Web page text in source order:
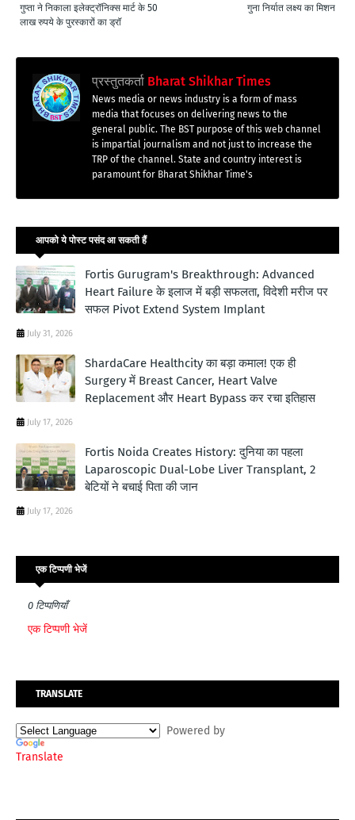
गुना निर्यात लक्ष्य का मिशन
गुप्ता ने निकाला इलेक्ट्रॉनिक्स मार्ट के 50
लाख रुपये के पुरस्कारों का ड्रॉ
प्रस्तुतकर्ता Bharat Shikhar Times
News media or news industry is a form of mass
media that focuses on delivering news to the
general public. The BST purpose of this web channel
is impartial journalism and not just to increase the
TRP of the channel. State and country interest is
paramount for Bharat Shikhar Time's
आपको ये पोस्ट पसंद आ सकती हैं
Fortis Gurugram's Breakthrough: Advanced
Heart Failure के इलाज में बड़ी सफलता, विदेशी मरीज पर
सफल Pivot Extend System Implant
July 31, 2026
ShardaCare Healthcity का बड़ा कमाल! एक ही
Surgery में Breast Cancer, Heart Valve
Replacement और Heart Bypass कर रचा इतिहास
July 17, 2026
Fortis Noida Creates History: दुनिया का पहला
Laparoscopic Dual-Lobe Liver Transplant, 2
बेटियों ने बचाई पिता की जान
July 17, 2026
एक टिप्पणी भेजें
0 टिप्पणियाँ
एक टिप्पणी भेजें
TRANSLATE
Powered by
Translate